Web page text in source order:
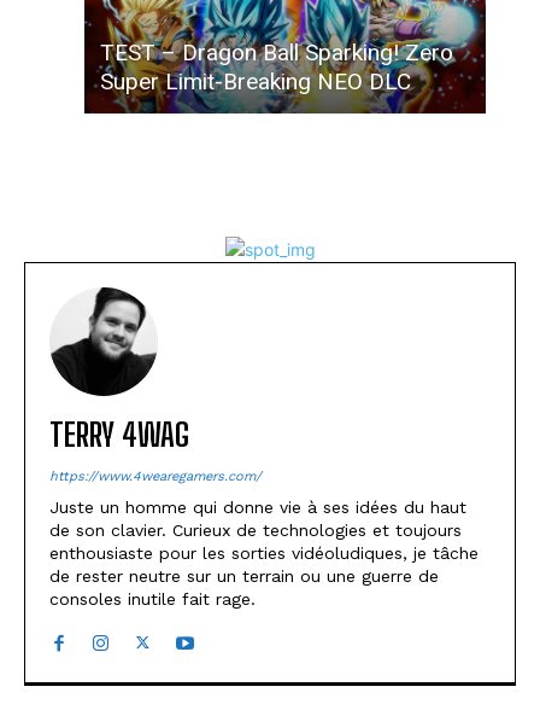
TEST – Dragon Ball Sparking! Zero
Super Limit-Breaking NEO DLC
TERRY 4WAG
https://www.4wearegamers.com/
Juste un homme qui donne vie à ses idées du haut
de son clavier. Curieux de technologies et toujours
enthousiaste pour les sorties vidéoludiques, je tâche
de rester neutre sur un terrain ou une guerre de
consoles inutile fait rage.